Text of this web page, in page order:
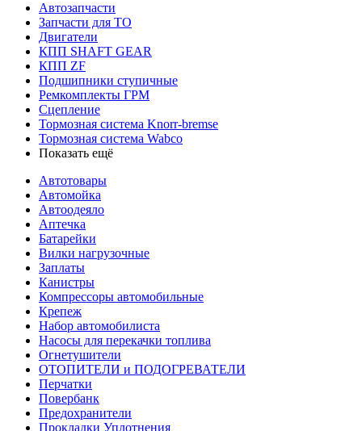
Автозапчасти
Запчасти для ТО
Двигатели
КПП SHAFT GEAR
КПП ZF
Подшипники ступичные
Ремкомплекты ГРМ
Сцепление
Тормозная система Knorr-bremse
Тормозная система Wabco
Показать ещё
Автотовары
Автомойка
Автоодеяло
Аптечка
Батарейки
Вилки нагрузочные
Заплаты
Канистры
Компрессоры автомобильные
Крепеж
Набор автомобилиста
Насосы для перекачки топлива
Огнетушители
ОТОПИТЕЛИ и ПОДОГРЕВАТЕЛИ
Перчатки
Повербанк
Предохранители
Прокладки Уплотнения